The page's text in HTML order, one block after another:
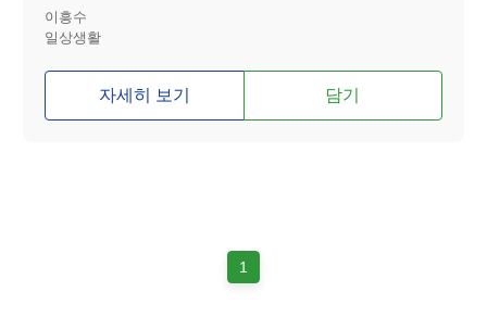
이흥수
일상생활
자세히 보기 담기
1